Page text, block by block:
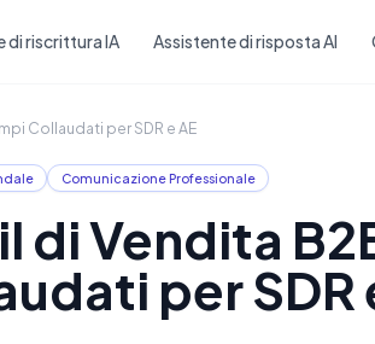
di riscrittura IA Assistente di risposta AI
Collaudati per SDR e AE
Comunicazione Professionale
di Vendita
per SDR